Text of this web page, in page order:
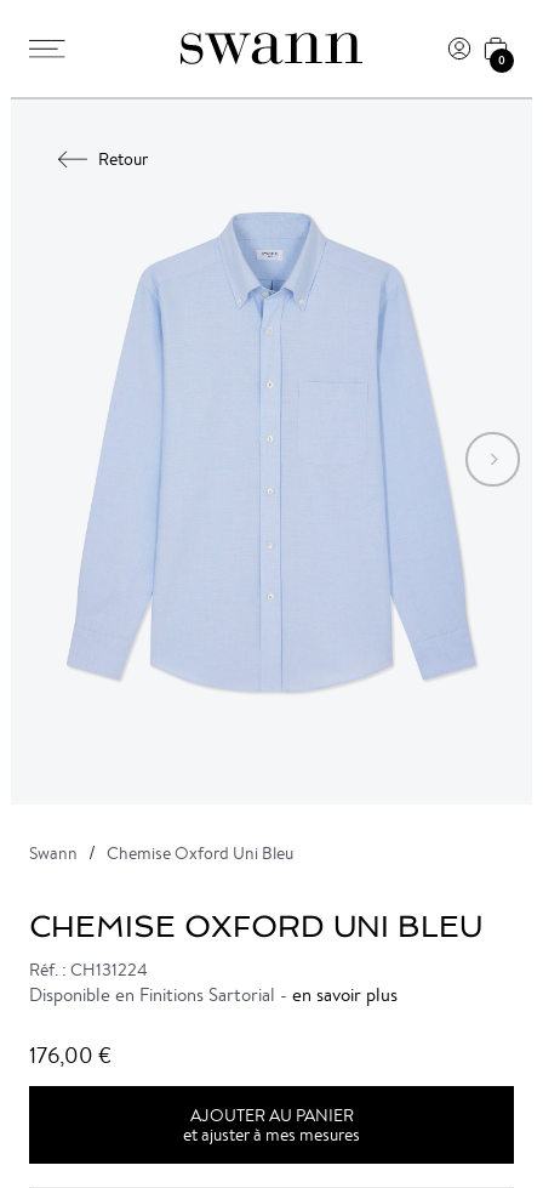
0
Retour
Swann Chemise Oxford Uni Bleu
CHEMISE OXFORD UNI BLEU
Réf. : CH131224
Disponible en Finitions Sartorial - en savoir plus
176,00 €
AJOUTER AU PANIER
et ajuster à mes mesures